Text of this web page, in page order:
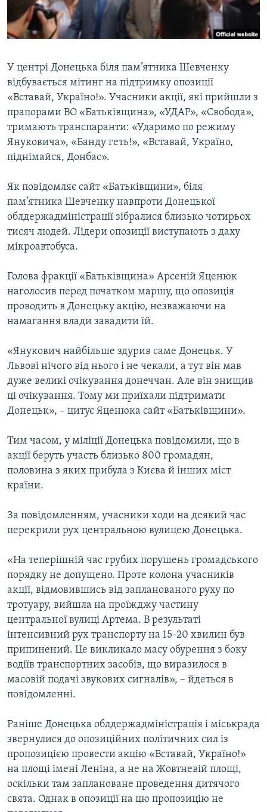
ВІДЕОУРОКИ «ELIFBE»
СВІДЧЕННЯ ОКУПАЦІЇ
ІНФОГРАФІКА
Русский
Qırımtatar
ДОЛУЧАЙСЯ!
Усі сайти RFE/RL
У центрі Донецька біля пам’ятника Шевченку
відбувається мітинг на підтримку опозиції
«Вставай, Україно!». Учасники акції, які прийшли з
прапорами ВО «Батьківщина», «УДАР», «Свобода»,
тримають транспаранти: «Ударимо по режиму
Януковича», «Банду геть!», «Вставай, Україно,
піднімайся, Донбас».
Як повідомляє сайт «Батьківщини», біля
пам’ятника Шевченку навпроти Донецької
облдержадміністрації зібралися близько чотирьох
тисяч людей. Лідери опозиції виступають з даху
мікроавтобуса.
Голова фракції «Батьківщина» Арсеній Яценюк
наголосив перед початком маршу, що опозиція
проводить в Донецьку акцію, незважаючи на
намагання влади завадити їй.
«Янукович найбільше здурив саме Донецьк. У
Львові нічого від нього і не чекали, а тут він мав
дуже великі очікування донеччан. Але він знищив
ці очікування. Тому ми приїхали підтримати
Донецьк», – цитує Яценюка сайт «Батьківщини».
Тим часом, у міліції Донецька повідомили, що в
акції беруть участь близько 800 громадян,
половина з яких прибула з Києва й інших міст
країни.
За повідомленням, учасники ходи на деякий час
перекрили рух центральною вулицею Донецька.
«На теперішній час грубих порушень громадського
порядку не допущено. Проте колона учасників
акції, відмовившись від запланованого руху по
тротуару, вийшла на проїжджу частину
центральної вулиці Артема. В результаті
інтенсивний рух транспорту на 15-20 хвилин був
припинений. Це викликало масу обурення з боку
водіїв транспортних засобів, що виразилося в
масовій подачі звукових сигналів», – йдеться в
повідомленні.
Раніше Донецька облдержадміністрація і міськрада
звернулися до опозиційних політичних сил із
пропозицією провести акцію «Вставай, Україно!»
на площі імені Леніна, а не на Жовтневій площі,
оскільки там заплановане проведення дитячого
свята. Однак в опозиції на цю пропозицію не